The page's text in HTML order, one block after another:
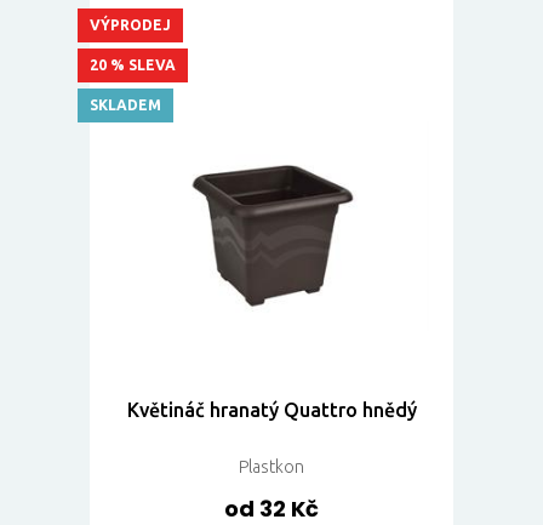
Květináč hranatý Quattro hnědý
Plastkon
od 32 Kč
VÝPRODEJ
20 % SLEVA
SKLADEM